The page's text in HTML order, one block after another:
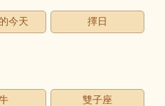
今天 擇日
雙子座